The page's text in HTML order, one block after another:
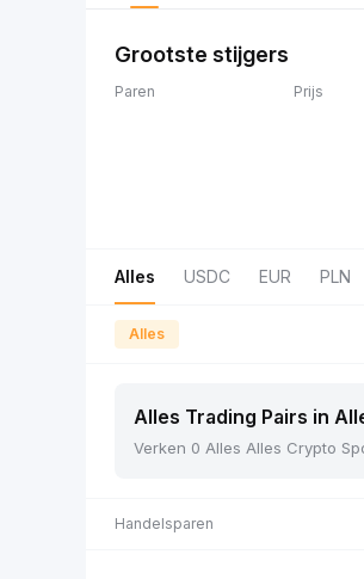
Grootste stijgers
Paren Prijs
Alles USDC EUR PLN
Alles
Alles Trading Pairs in
Verken 0 Alles Alles Crypto
Handelsparen